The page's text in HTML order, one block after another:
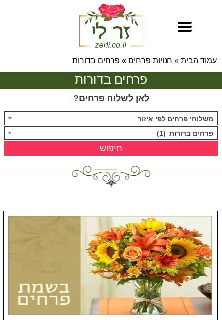
עמוד הבית » חנויות פרחים » פרחים בדורות
פרחים בדורות
לאן לשלוח פרחים?
משלוחי פרחים לפי איזור
פרחים בדורות (1)